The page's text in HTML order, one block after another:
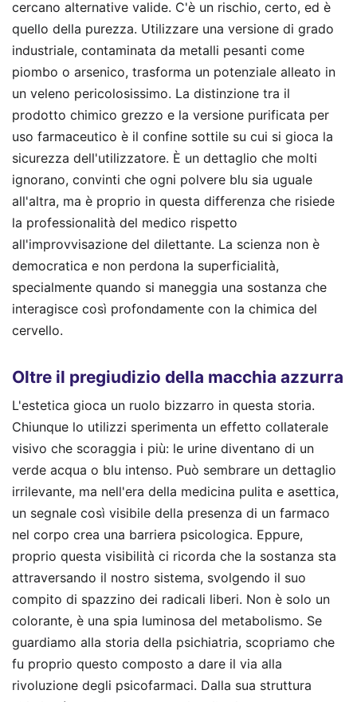
cercano alternative valide. C'è un rischio, certo, ed è
quello della purezza. Utilizzare una versione di grado
industriale, contaminata da metalli pesanti come
piombo o arsenico, trasforma un potenziale alleato in
un veleno pericolosissimo. La distinzione tra il
prodotto chimico grezzo e la versione purificata per
uso farmaceutico è il confine sottile su cui si gioca la
sicurezza dell'utilizzatore. È un dettaglio che molti
ignorano, convinti che ogni polvere blu sia uguale
all'altra, ma è proprio in questa differenza che risiede
la professionalità del medico rispetto
all'improvvisazione del dilettante. La scienza non è
democratica e non perdona la superficialità,
specialmente quando si maneggia una sostanza che
interagisce così profondamente con la chimica del
cervello.
Oltre il pregiudizio della macchia azzurra
L'estetica gioca un ruolo bizzarro in questa storia.
Chiunque lo utilizzi sperimenta un effetto collaterale
visivo che scoraggia i più: le urine diventano di un
verde acqua o blu intenso. Può sembrare un dettaglio
irrilevante, ma nell'era della medicina pulita e asettica,
un segnale così visibile della presenza di un farmaco
nel corpo crea una barriera psicologica. Eppure,
proprio questa visibilità ci ricorda che la sostanza sta
attraversando il nostro sistema, svolgendo il suo
compito di spazzino dei radicali liberi. Non è solo un
colorante, è una spia luminosa del metabolismo. Se
guardiamo alla storia della psichiatria, scopriamo che
fu proprio questo composto a dare il via alla
rivoluzione degli psicofarmaci. Dalla sua struttura